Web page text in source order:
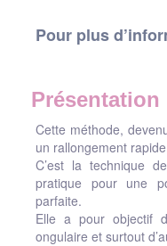
Pour plus
Présentation
Cette méthode,
un rallongement
C’est la technique
pratique pour une
parfaite.
Elle a pour objectif
ongulaire et surtout